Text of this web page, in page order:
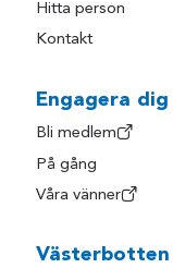
Hitta person
Kontakt
Engagera dig
Bli medlem
På gång
Våra vänner
Västerbotten